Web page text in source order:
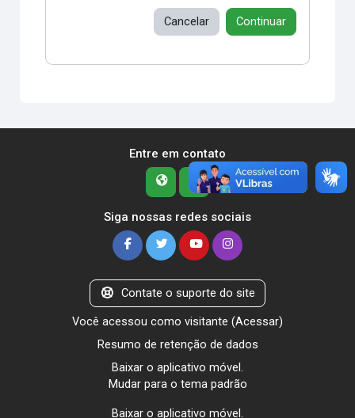
Cancelar Continuar
Entre em contato
Siga nossas redes sociais
Contate o suporte do site
Você acessou como visitante (Acessar)
Resumo de retenção de dados
Baixar o aplicativo móvel.
Mudar para o tema padrão
Baixar o aplicativo móvel.